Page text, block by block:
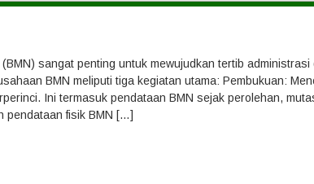
sangat penting untuk mewujudkan tertib
BMN meliputi tiga kegiatan utama: Pembukuan:
Ini termasuk pendataan BMN sejak perolehan,
pendataan fisik BMN […]